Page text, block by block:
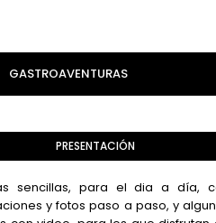
GASTROAVENTURAS
PRESENTACIÓN
sencillas, para el dia a día,
y fotos paso a paso, y